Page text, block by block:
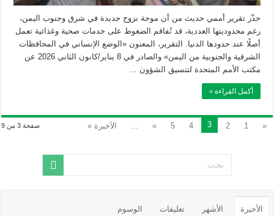
حذّر تقرير أممي حديث من أن موجة نزوح جديدة في شرق وجنوب اليمن،
رغم محدوديتها العددية، قد تُفاقم الضغوط على خدمات صحية وغذائية تعمل
أصلًا عند حدودها الدنيا. التقرير، المعنون «الوضع الإنساني في المحافظات
الشرقية والجنوبية من اليمن» والصادر في 8 يناير/كانون الثاني 2026 عن
مكتب الأمم المتحدة لتنسيق الشؤون …
أكمل القراءة »
صفحة 3 من 9 «
1
2
3
4
5
» الأخيرة »
الأخيرة الأشهر تعليقات الوسوم